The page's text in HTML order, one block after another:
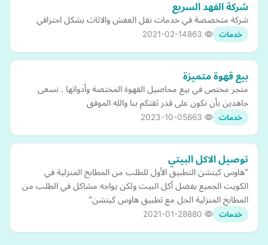
شركة الفهد السريع
شركة متخصصة في خدمات نقل العفش والاثاث بشكل احترافي
خدمات 2021-02-14
بيع قهوة متميزة
متجر مختص في بيع محاصيل القهوة المختصة وأدواتها . نسعى
جاهدين بأن نكون على قدر ثقتكم بنا والله الموفق
خدمات 2023-10-05
توصيل الاكل البيتي
"هاوس كيتشن التطبيق الأول للطلب من المطابخ المنزلية في
الكويت الجميع يفضل أكل البيت ولكن يواجه مشاكل في الطلب من
المطابخ المنزلية الحل مع تطبيق هاوس كيتشن"
خدمات 2021-01-28